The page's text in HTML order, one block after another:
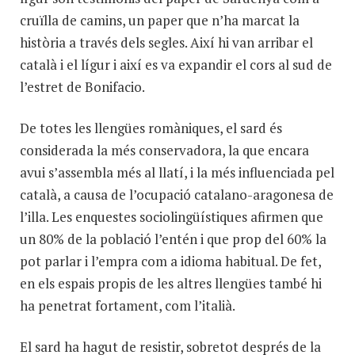
cruïlla de camins, un paper que n’ha marcat la
història a través dels segles. Així hi van arribar el
català i el lígur i així es va expandir el cors al sud de
l’estret de Bonifacio.
De totes les llengües romàniques, el sard és
considerada la més conservadora, la que encara
avui s’assembla més al llatí, i la més influenciada pel
català, a causa de l’ocupació catalano-aragonesa de
l’illa. Les enquestes sociolingüístiques afirmen que
un 80% de la població l’entén i que prop del 60% la
pot parlar i l’empra com a idioma habitual. De fet,
en els espais propis de les altres llengües també hi
ha penetrat fortament, com l’italià.
El sard ha hagut de resistir, sobretot després de la